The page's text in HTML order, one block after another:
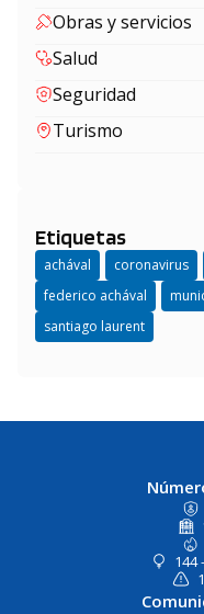
Obras y servicios
Salud
Seguridad
Turismo
Etiquetas
achával coronavirus
federico achával
santiago laurent
144